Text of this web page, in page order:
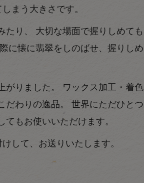
まう大きさです。
り、 大切な場面で握りしめても
に懐に翡翠をしのばせ、握りしめ
がりました。 ワックス加工・着色
だわりの逸品。 世界にただひとつ
もお使いいただけます。
して、お送りいたします。